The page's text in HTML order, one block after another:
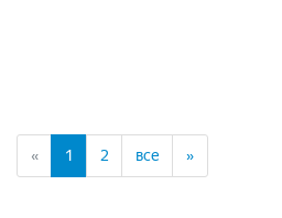
«назад
1 (current)
2 все »вперёд